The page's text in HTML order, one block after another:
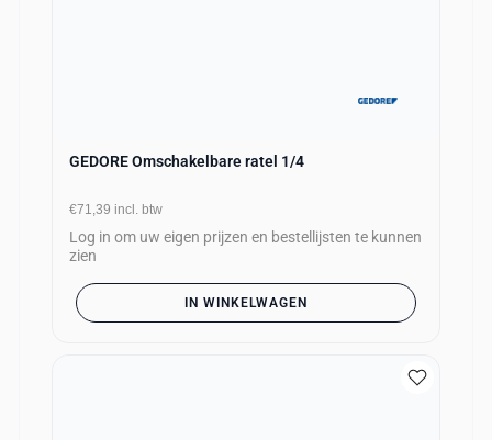
GEDORE Omschakelbare ratel 1/4
€71,39 incl. btw
Log in om uw eigen prijzen en bestellijsten te kunnen
zien
IN WINKELWAGEN